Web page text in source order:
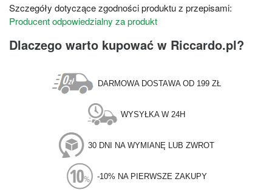
Szczegóły dotyczące zgodności produktu z przepisami:
Producent odpowiedzialny za produkt
Dlaczego warto kupować w Riccardo.pl?
DARMOWA DOSTAWA OD 199 ZŁ
WYSYŁKA W 24H
30 DNI NA WYMIANĘ LUB ZWROT
-10% NA PIERWSZE ZAKUPY